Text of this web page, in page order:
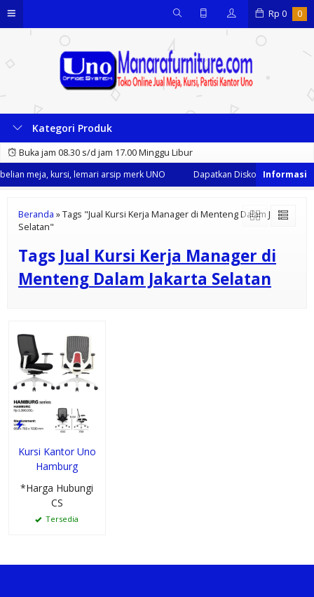
Rp 0 0
Kategori Produk
Buka jam 08.30 s/d jam 17.00 Minggu Libur
meja, kursi, lemari arsip merk UNO
Dapatkan Diskon 35% dari
Beranda »Tags "Jual Kursi Kerja Manager di Menteng Dalam Jakarta
Selatan"
Tags Jual Kursi Kerja Manager di
Menteng Dalam Jakarta Selatan
Kursi Kantor Uno
Hamburg
*Harga Hubungi
CS
Tersedia